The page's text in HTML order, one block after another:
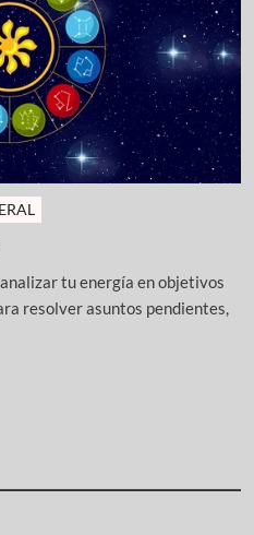
tu energía en objetivos
resolver asuntos pendientes,